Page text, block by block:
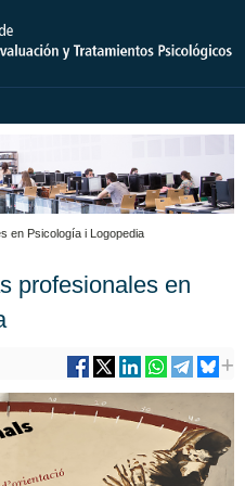
en Psicología i Logopedia
profesionales en